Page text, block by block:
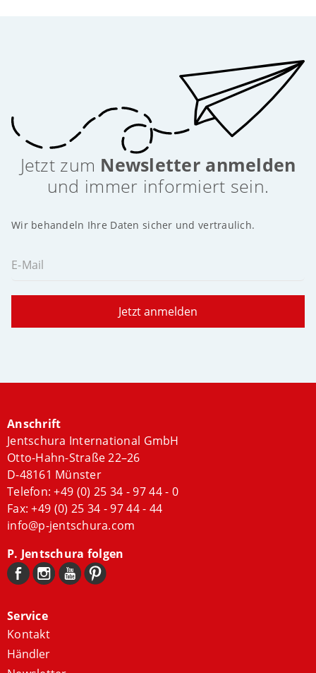
Jetzt zum Newsletter anmelden
und immer informiert sein.
Wir behandeln Ihre Daten sicher und vertraulich.
E-Mail
Jetzt anmelden
Anschrift
Jentschura International GmbH
Otto-Hahn-Straße 22–26
D-48161 Münster
Telefon:+49 (0) 25 34 - 97 44 - 0
Fax: +49 (0) 25 34 - 97 44 - 44
info@p-jentschura.com
P. Jentschura folgen
Service
Kontakt
Händler